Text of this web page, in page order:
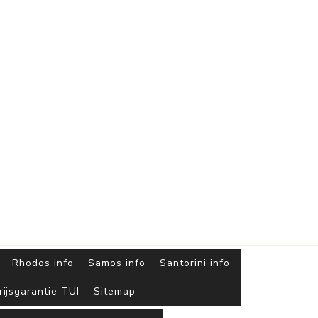
Rhodos info Samos info Santorini info
TUI Sitemap